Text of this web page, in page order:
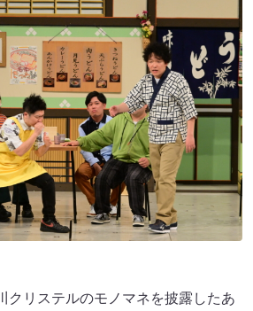
クリステルのモノマネを披露したあ